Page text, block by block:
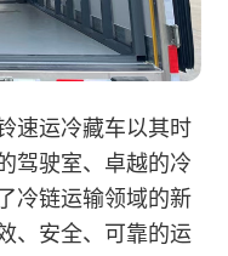
速运冷藏车以其时
驾驶室、卓越的冷
冷链运输领域的新
、安全、可靠的运